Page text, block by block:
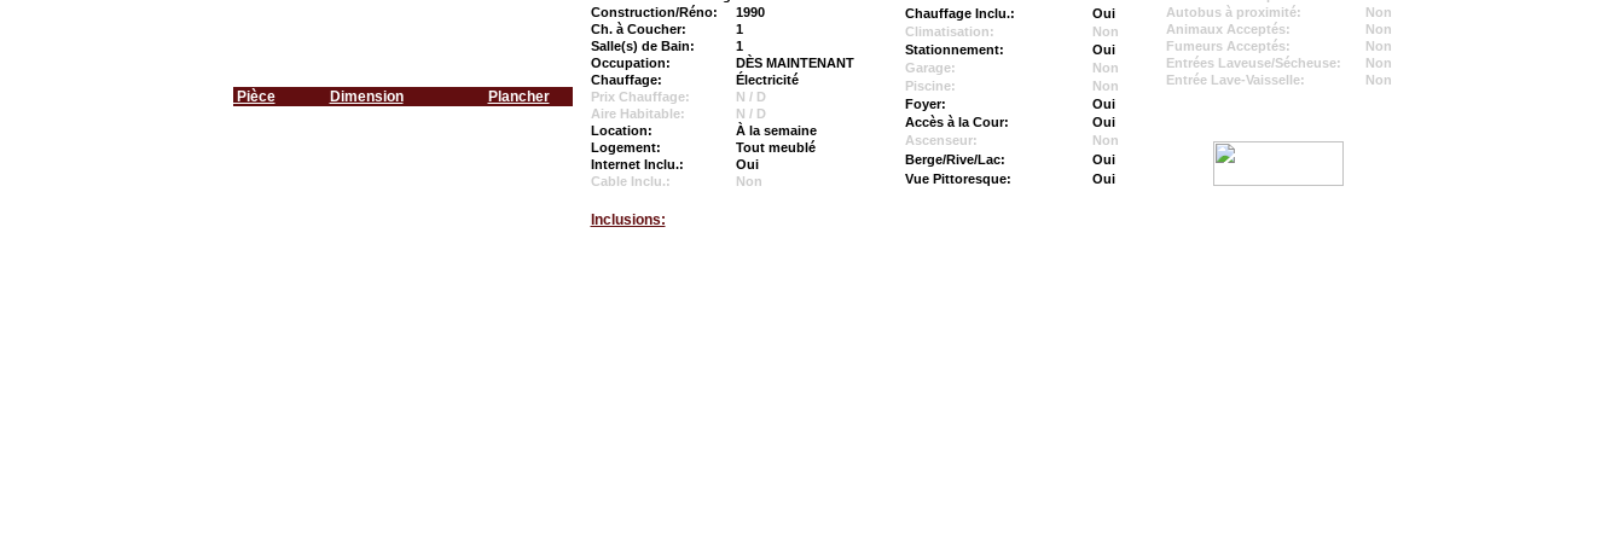
Pièce Dimension Plancher
Construction/Réno:
1990
Ch. à Coucher:
1
Salle(s) de Bain:
1
Occupation:
DÈS MAINTENANT
Chauffage:
Électricité
Prix Chauffage:
N / D
Aire Habitable:
N / D
Location:
À la semaine
Logement:
Tout meublé
Internet Inclu.:
Oui
Cable Inclu.:
Non
Chauffage Inclu.:
Oui
Climatisation:
Non
Stationnement:
Oui
Garage:
Non
Piscine:
Non
Foyer:
Oui
Accès à la Cour:
Oui
Ascenseur:
Non
Berge/Rive/Lac:
Oui
Vue Pittoresque:
Oui
Autobus à proximité:
Non
Animaux Acceptés:
Non
Fumeurs Acceptés:
Non
Entrées Laveuse/Sécheuse:
Non
Entrée Lave-Vaisselle:
Non
Inclusions: